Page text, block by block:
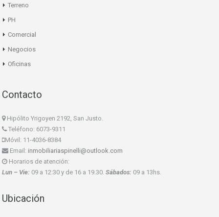
Terreno
PH
Comercial
Negocios
Oficinas
Contacto
Hipólito Yrigoyen 2192, San Justo.
Teléfono: 6073-9311
Móvil: 11-4036-8384
Email: inmobiliariaspinelli@outlook.com
Horarios de atención:
Lun – Vie: 09 a 12:30 y de 16 a 19.30. Sábados: 09 a 13hs.
Ubicación